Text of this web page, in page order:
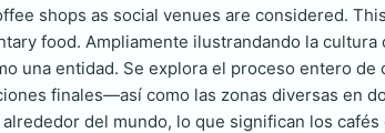
shops as social venues are considered.
food. Ampliamente ilustrandando la
una entidad. Se explora el proceso entero
finales—así como las zonas diversas en
del mundo, lo que significan los